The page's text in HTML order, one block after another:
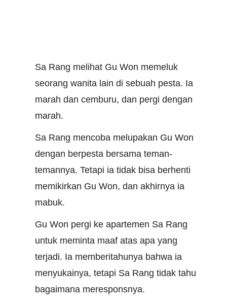
Sa Rang melihat Gu Won memeluk
seorang wanita lain di sebuah pesta. Ia
marah dan cemburu, dan pergi dengan
marah.
Sa Rang mencoba melupakan Gu Won
dengan berpesta bersama teman-
temannya. Tetapi ia tidak bisa berhenti
memikirkan Gu Won, dan akhirnya ia
mabuk.
Gu Won pergi ke apartemen Sa Rang
untuk meminta maaf atas apa yang
terjadi. Ia memberitahunya bahwa ia
menyukainya, tetapi Sa Rang tidak tahu
bagaimana meresponsnya.